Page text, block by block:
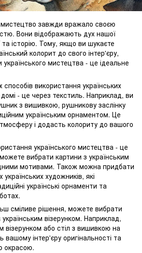
мистецтво завжди вражало своєю
Вони відображають дух нашої
та історію. Тому, якщо ви шукаєте
колорит до свого інтер'єру,
українського мистецтва - це ідеальне
використання українських
- це через текстиль. Наприклад, ви
з вишивкою, рушникову заслінку
українським орнаментом. Це
і додасть колориту до вашого
українського мистецтва - це
вибрати картини з українським
мотивами. Також можна придбати
художників, які
українські орнаменти та
сміливе рішення, можете вибрати
візерунком. Наприклад,
візерунком або стіл з вишивкою на
вашому інтер'єру оригінальності та
окрасою.